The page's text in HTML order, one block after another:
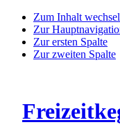
Zum Inhalt
Zur
Zur ersten Spalte
Zur zweiten Spalte